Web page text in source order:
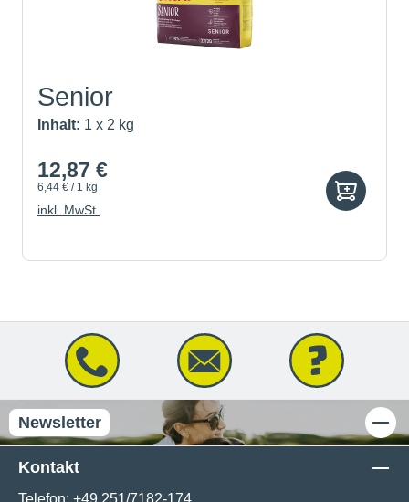
Senior
Inhalt: 1 x 2 kg
12,87 €
6,44 € / 1 kg
inkl. MwSt.
Newsletter
Kontakt
Telefon: +49 251/7182-174